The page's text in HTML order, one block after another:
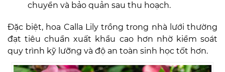
chuyển và bảo quản sau thu hoạch.
Đặc biệt, hoa Calla Lily trồng trong nhà lưới thường
đạt tiêu chuẩn xuất khẩu cao hơn nhờ kiểm soát
quy trình kỹ lưỡng và độ an toàn sinh học tốt hơn.